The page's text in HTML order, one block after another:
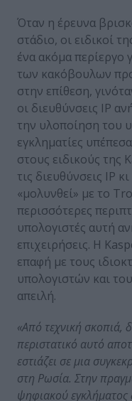
Όταν η έρευνα
στάδιο, οι ειδικοί
ένα ακόμα περίεργο
των κακόβουλων
στην επίθεση,
οι διευθύνσεις IP
την υλοποίηση του
εγκληματίες
στους ειδικούς της
τις διευθύνσεις IP
«μολυνθεί» με το
περισσότερες
υπολογιστές αυτή
επιχειρήσεις. Η
επαφή με τους
υπολογιστών και
απειλή.
«Από τεχνική σκοπιά,
περιστατικό αυτό
εστιάζει σε μια
στη Ρωσία. Στην
ψηφιακού εγκλήματος